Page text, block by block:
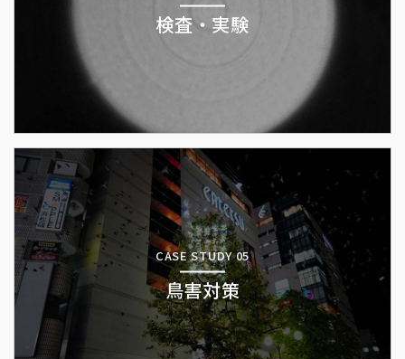
検査・実験
CASE STUDY 05
鳥害対策